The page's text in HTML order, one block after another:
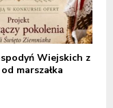
Wiejskich z
marszałka